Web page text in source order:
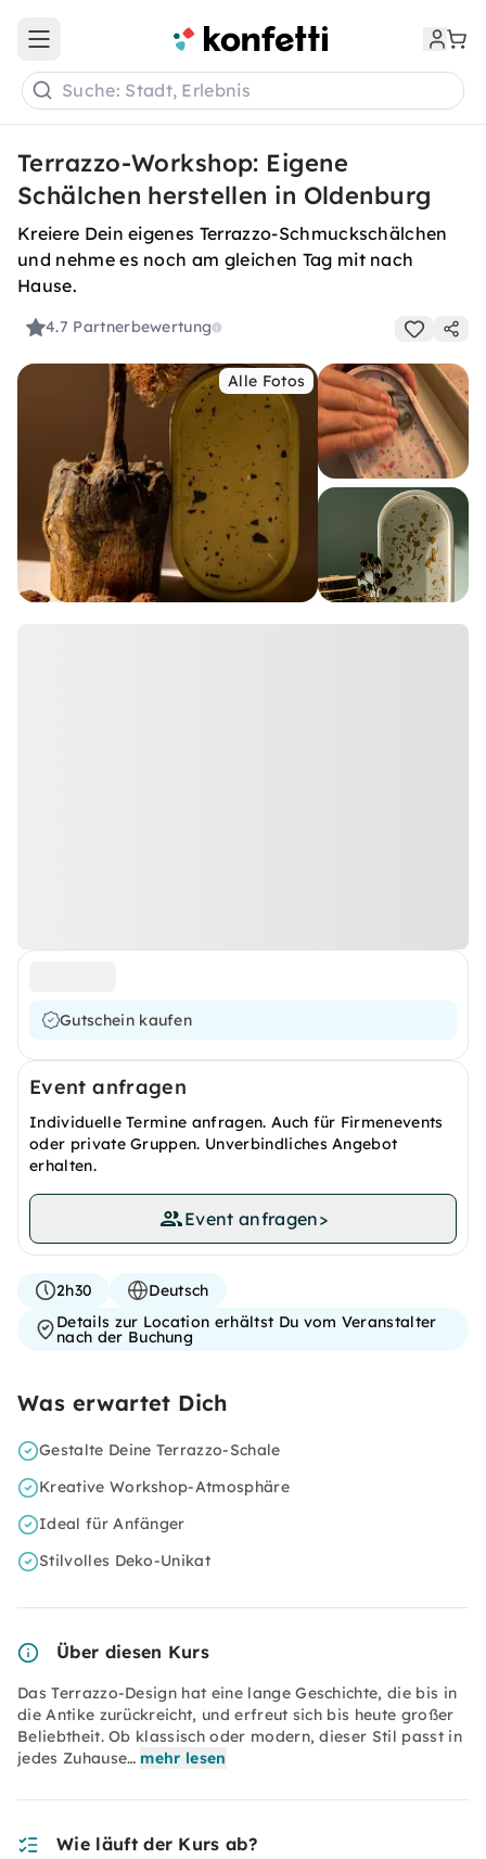
Open main menu
Suche: Stadt, Erlebnis
Terrazzo-Workshop: Eigene
Schälchen herstellen in Oldenburg
Kreiere Dein eigenes Terrazzo-Schmuckschälchen
und nehme es noch am gleichen Tag mit nach
Hause.
4.7 Partnerbewertung
Alle Fotos
Gutschein kaufen
Event anfragen
Individuelle Termine anfragen. Auch für Firmenevents
oder private Gruppen. Unverbindliches Angebot
erhalten.
Event anfragen>
2h30
Deutsch
Details zur Location erhältst Du vom Veranstalter
nach der Buchung
Was erwartet Dich
Gestalte Deine Terrazzo-Schale
Kreative Workshop-Atmosphäre
Ideal für Anfänger
Stilvolles Deko-Unikat
Über diesen Kurs
Das Terrazzo-Design hat eine lange Geschichte, die bis in
die Antike zurückreicht, und erfreut sich bis heute großer
Beliebtheit. Ob klassisch oder modern, dieser Stil passt in
jedes Zuhause… mehr lesen
Wie läuft der Kurs ab?